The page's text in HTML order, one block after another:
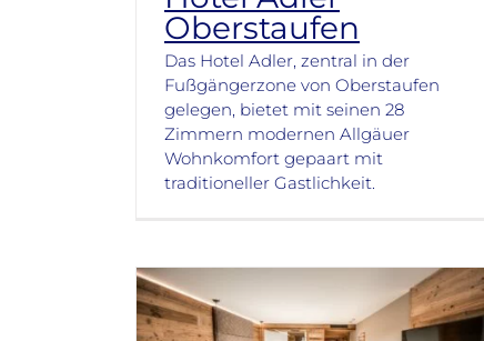
Oberstaufen
Das Hotel Adler, zentral in der
Fußgängerzone von Oberstaufen
gelegen, bietet mit seinen 28
Zimmern modernen Allgäuer
Wohnkomfort gepaart mit
traditioneller Gastlichkeit.